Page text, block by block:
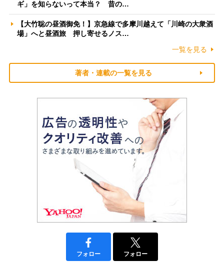
ギ」を知らないって本当？ 昔の…
【大竹聡の昼酒御免！】京急線で多摩川越えて「川崎の大衆酒
場」へと昼酒旅 押し寄せるノス…
一覧を見る
著者・連載の一覧を見る
フォロー フォロー